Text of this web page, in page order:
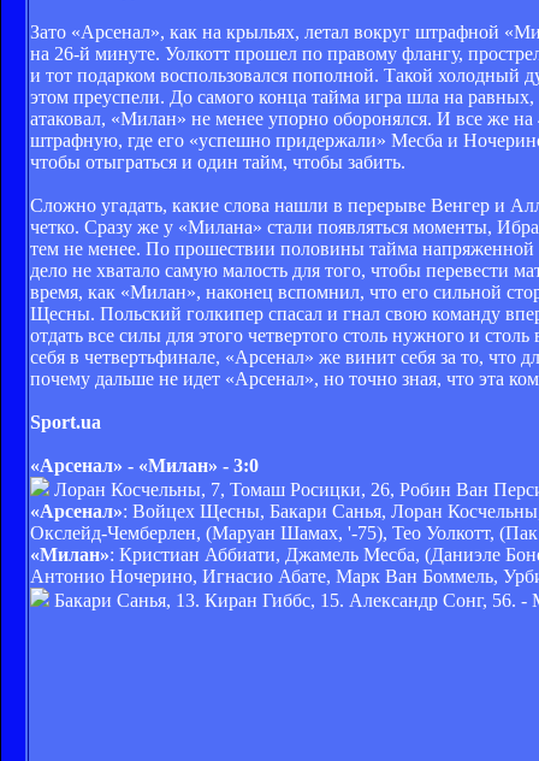
Зато «Арсенал», как на крыльях, летал вокруг штрафной
на 26-й минуте. Уолкотт прошел по правому флангу,
и тот подарком воспользовался пополной. Такой холодный
этом преуспели. До самого конца тайма игра шла на
атаковал, «Милан» не менее упорно оборонялся. И все же
штрафную, где его «успешно придержали» Месба и
чтобы отыграться и один тайм, чтобы забить.
Сложно угадать, какие слова нашли в перерыве Венгер и
четко. Сразу же у «Милана» стали появляться моменты,
тем не менее. По прошествии половины тайма напряженной
дело не хватало самую малость для того, чтобы перевести
время, как «Милан», наконец вспомнил, что его сильной
Щесны. Польский голкипер спасал и гнал свою команду
отдать все силы для этого четвертого столь нужного и
себя в четвертьфинале, «Арсенал» же винит себя за то,
почему дальше не идет «Арсенал», но точно зная, что эта
Sport.ua
«Арсенал» - «Милан» - 3:0
Лоран Косчельны, 7, Томаш Росицки, 26, Робин Ван
«Арсенал»: Войцех Щесны, Бакари Санья, Лоран
Окслейд-Чемберлен, (Маруан Шамах, '-75), Тео Уолкотт,
«Милан»: Кристиан Аббиати, Джамель Месба, (Даниэле
Антонио Ночерино, Игнасио Абате, Марк Ван Боммель,
Бакари Санья, 13. Киран Гиббс, 15. Александр Сонг,